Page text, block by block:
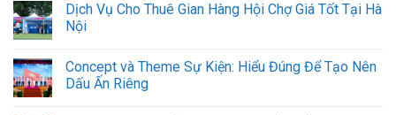
Dịch Vụ Cho Thuê Gian Hàng Hội Chợ Giá Tốt Tại Hà
Nội
Concept và Theme Sự Kiện: Hiểu Đúng Để Tạo Nên
Dấu Ấn Riêng